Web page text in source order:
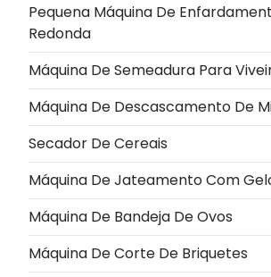
Pequena Máquina De
Redonda
Máquina De Semeadura Para
Máquina De Descascamento De
Secador De Cereais
Máquina De Jateamento Com
Máquina De Bandeja De Ovos
Máquina De Corte De Briquetes